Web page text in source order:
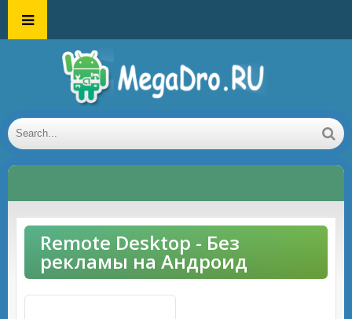
Remote Desktop - Без
рекламы на Андроид